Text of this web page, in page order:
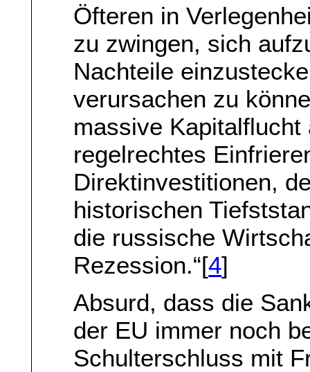
Öfteren in
zu zwingen, sich
Nachteile
verursachen zu
massive
regelrechtes
Direktinvestitionen,
historischen
die russische
Rezession.“[4]
Absurd, dass die
der EU immer noch
Schulterschluss mit